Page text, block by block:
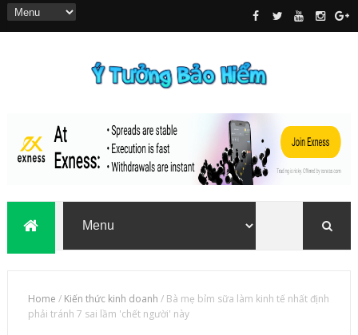
Home / Kiến thức kinh doanh / Bà mẹ bỉm sữa làm kinh tế nhất định
phải tránh 7 sai lầm 'chết người' này